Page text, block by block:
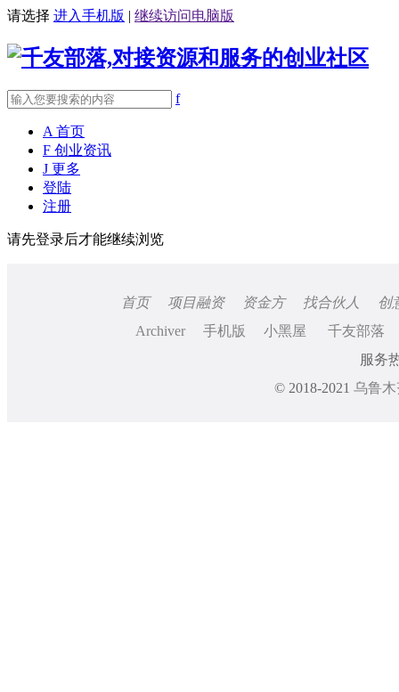
请选择 进入手机版 | 继续访问电脑版
f
A 首页
F 创业资讯
J 更多
登陆
注册
请先登录后才能继续浏览
首页 项目融资 资金方 找合伙人
创
Archiver
手机版 小黑屋
千友部落
服务
© 2018-2021 乌鲁